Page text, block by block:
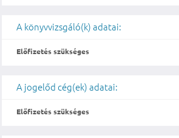
A könyvvizsgáló(k) adatai:
Előfizetés szükséges
A jogelőd cég(ek) adatai:
Előfizetés szükséges